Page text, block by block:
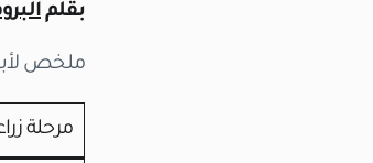
بقلم
ملخص
مرحلة